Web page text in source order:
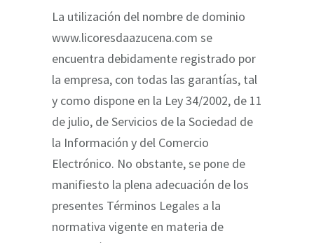
La utilización del nombre de dominio
www.licoresdaazucena.com se
encuentra debidamente registrado por
la empresa, con todas las garantías, tal
y como dispone en la Ley 34/2002, de 11
de julio, de Servicios de la Sociedad de
la Información y del Comercio
Electrónico. No obstante, se pone de
manifiesto la plena adecuación de los
presentes Términos Legales a la
normativa vigente en materia de